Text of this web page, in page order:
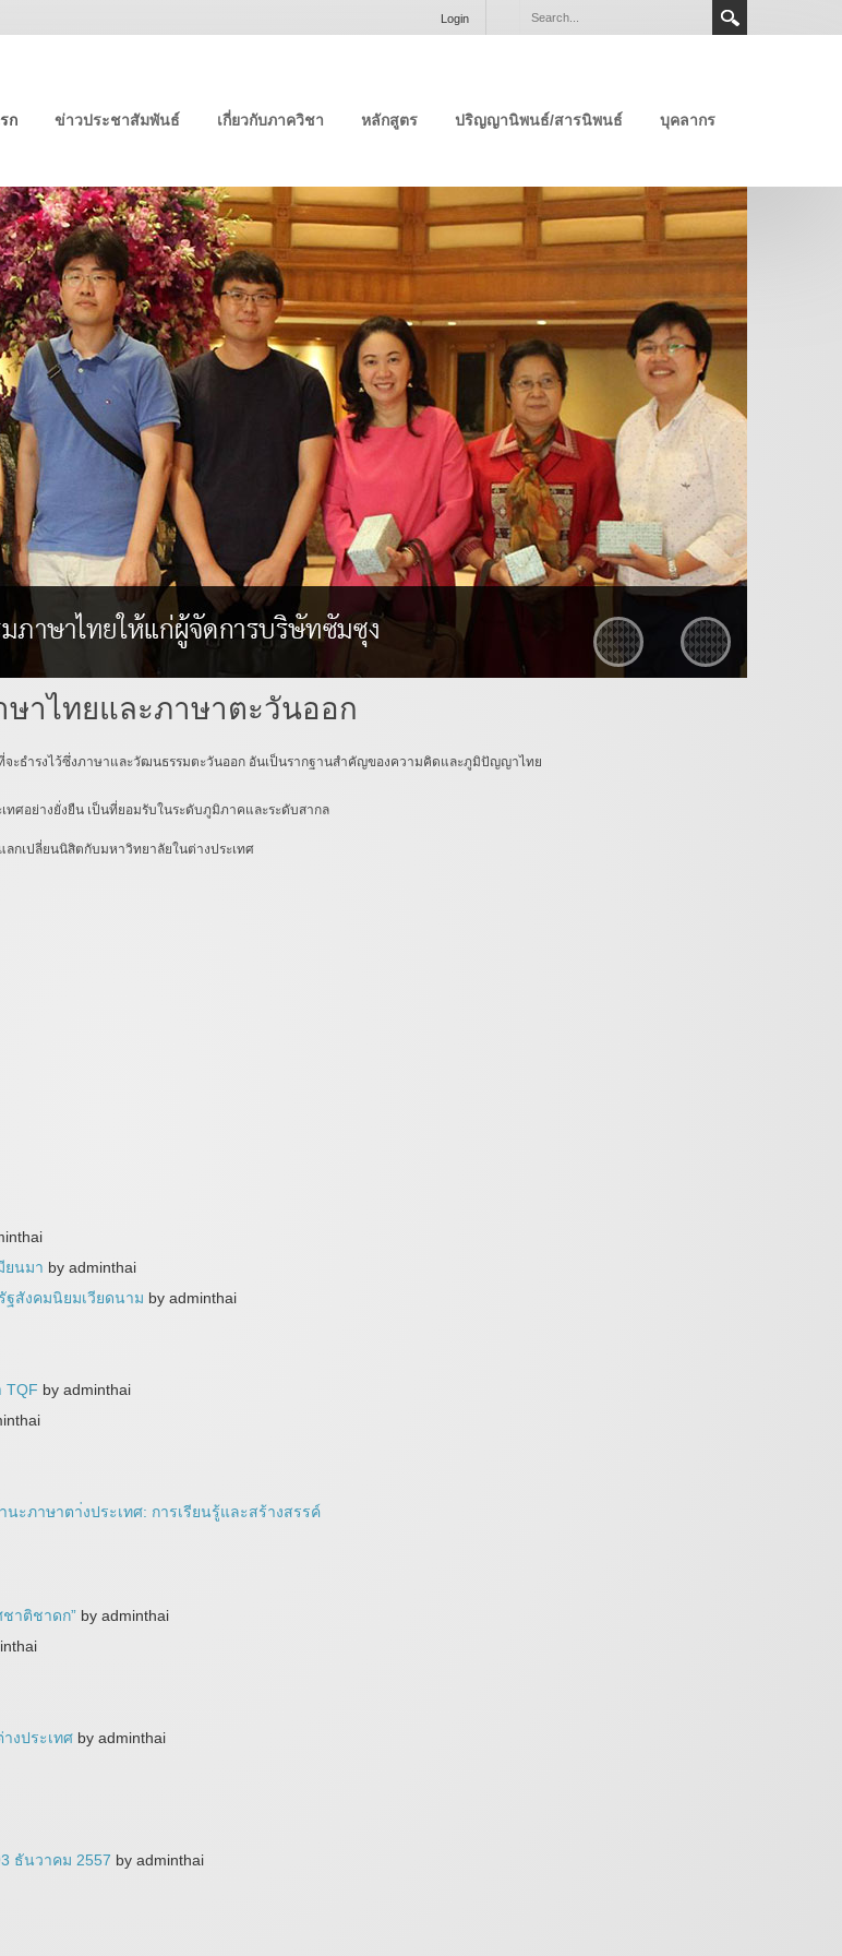
Login
ก ข่าวประชาสัมพันธ์ เกี่ยวกับภาควิชา หลักสูตร ปริญญานิพนธ์/สารนิพนธ์ บุคลากร
าไทยและภาษาตะวันออก
ธำรงไว้ซึ่งภาษาและวัฒนธรรมตะวันออก อันเป็นรากฐานสำคัญของความคิดและภูมิปัญญาไทย
อย่างยั่งยืน เป็นที่ยอมรับในระดับภูมิภาคและระดับสากล
ลกเปลี่ยนนิสิตกับมหาวิทยาลัยในต่างประเทศ
ยนมา by adminthai
สังคมนิยมเวียดนาม by adminthai
TQF by adminthai
ะภาษาตา่งประเทศ: การเรียนรู้และสร้างสรรค์
าติชาดก” by adminthai
งประเทศ by adminthai
ธันวาคม 2557 by adminthai